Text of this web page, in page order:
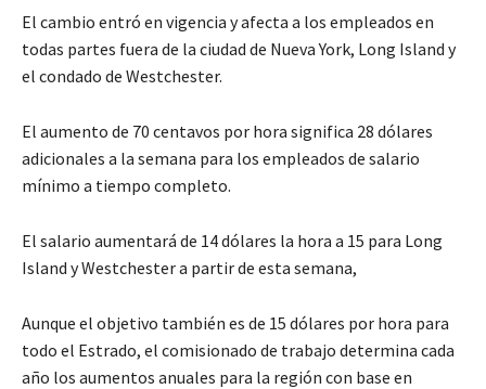
El cambio entró en vigencia y afecta a los empleados en
todas partes fuera de la ciudad de Nueva York, Long Island y
el condado de Westchester.
El aumento de 70 centavos por hora significa 28 dólares
adicionales a la semana para los empleados de salario
mínimo a tiempo completo.
El salario aumentará de 14 dólares la hora a 15 para Long
Island y Westchester a partir de esta semana,
Aunque el objetivo también es de 15 dólares por hora para
todo el Estrado, el comisionado de trabajo determina cada
año los aumentos anuales para la región con base en